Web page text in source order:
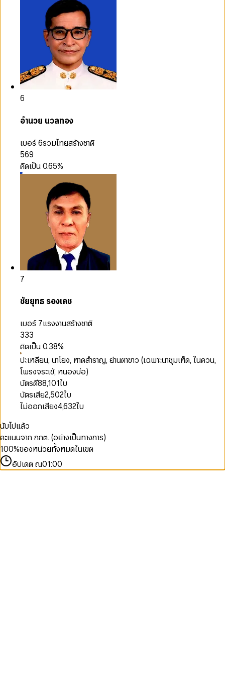
6
อำนวย นวลทอง
เบอร์ 6รวมไทยสร้างชาติ
569
คิดเป็น0.65%
7
ชัยยุทธ รองเดช
เบอร์ 7แรงงานสร้างชาติ
333
คิดเป็น0.38%
ปะเหลียน, นาโยง, หาดสำราญ, ย่านตาขาว (เฉพาะนาชุมเห็ด, ในควน,
โพรงจระเข้, หนองบ่อ)
บัตรดี88,101ใบ
บัตรเสีย2,502ใบ
ไม่ออกเสียง4,632ใบ
นับไปแล้ว
คะแนนจาก กกต. (อย่างเป็นทางการ)
100%ของหน่วยทั้งหมดในเขต
อัปเดต ณ01:00